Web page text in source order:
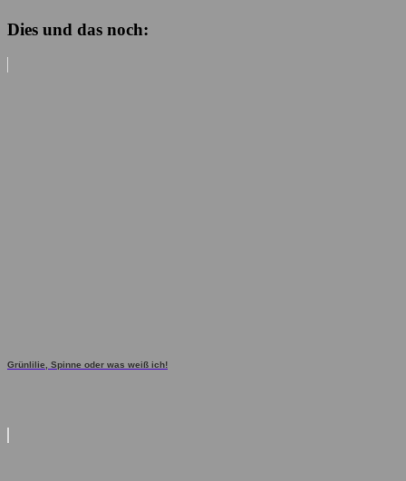
Dies und das noch:
Grünlilie, Spinne oder was weiß ich!